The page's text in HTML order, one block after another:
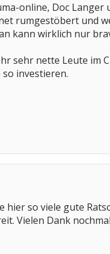
online, Doc Langer
rumgestöbert und
kann wirklich nur
sehr nette Leute im
investieren.
hier so viele gute
Vielen Dank